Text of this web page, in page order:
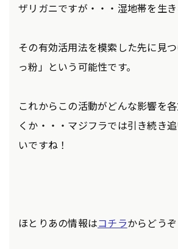
ザリガニですが・・・湿地帯を生き
その有効活用法を模索した先に見
っ粉」という可能性です。
これからこの活動がどんな影響を
くか・・・マジフラでは引き続き
いですね！
ほとりあの情報はコチラからどうぞ